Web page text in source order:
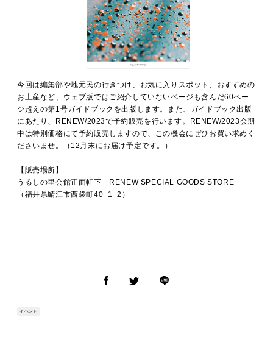
今回は編集部や地元民の行きつけ、お気に入りスポット、おすすめの
お土産など、ウェブ版ではご紹介していないページも含んだ60ペー
ジ超えの第1号ガイドブックを出版します。また、ガイドブック出版
にあたり、RENEW/2023で予約販売を行います。RENEW/2023会期
中は特別価格にて予約販売しますので、 この機会にぜひお買い求めく
ださいませ。（12月末にお届け予定です。）
【販売場所】
うるしの里会館正面軒下 RENEW SPECIAL GOODS STORE
（福井県鯖江市西袋町40−1−2）
イベント